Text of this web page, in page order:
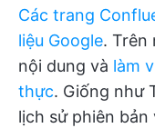
Các trang
liệu Google. Trên
nội dung và làm
thực. Giống như
lịch sử phiên